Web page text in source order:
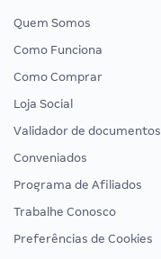
Quem Somos
Como Funciona
Como Comprar
Loja Social
Validador de documentos
Conveniados
Programa de Afiliados
Trabalhe Conosco
Preferências de Cookies